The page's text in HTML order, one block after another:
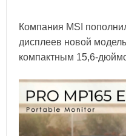
Компания MSI
дисплеев новой
компактным 15,6-